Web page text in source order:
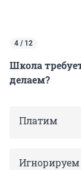
4 / 12
Школа
делаем?
Платим
Игнорируем